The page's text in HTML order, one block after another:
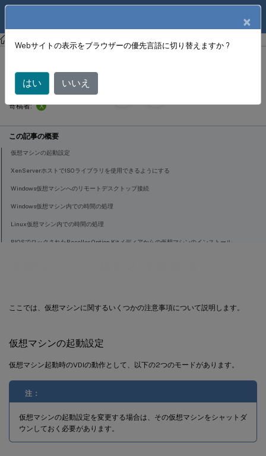
XenServer 8
ここでは、仮想マシンに関するいくつかの注意事項について説明します。
仮想マシンの起動設定
仮想マシン起動時のVDIの動作として、以下の2つのモードがあります。
注：
仮想マシンの起動設定を変更する場合は、その仮想マシンをシャットダ
ウンしておく必要があります。
仮想マシンに関する注意事項
January 26,
2024
寄稿者:
X
この記事の概要
仮想マシンの起動設定
XenServerホストでISOライブラリを使用できるようにする
Windows仮想マシンへのリモートデスクトップ接続
Windows仮想マシン内での時間の処理
Linux仮想マシン内での時間の処理
BIOSでロックされたReseller Option Kitメディアからの仮想マシンのインストール
×
Webサイトの表示をブラウザーの優先言語に切り替えますか ?
はい いいえ